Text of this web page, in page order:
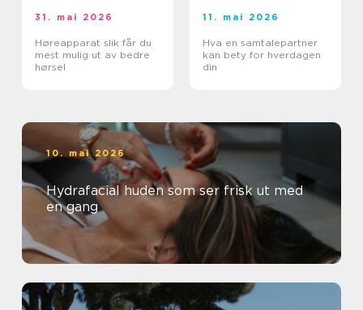
31. mai 2026
Høreapparat slik får du
mest mulig ut av bedre
hørsel
11. mai 2026
Hva en samtalepartner
kan bety for hverdagen
din
10. mai 2026
Hydrafacial huden som ser frisk ut med
en gang